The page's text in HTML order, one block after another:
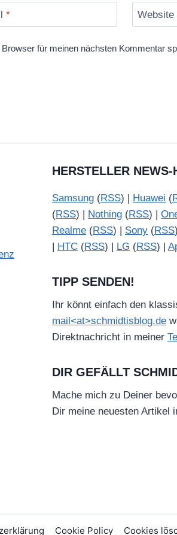
* Website
für meinen nächsten Kommentar
HERSTELLER NEWS-
Samsung (RSS) | Huawei (
(RSS) | Nothing (RSS) |
Realme (RSS) | Sony (RSS
| HTC (RSS) | LG (RSS) |
TIPP SENDEN!
Ihr könnt einfach den
mail<at>schmidtisblog.de
Direktnachricht in meiner
DIR GEFÄLLT
Mache mich zu Deiner
Dir meine neuesten Artikel
Cookie Policy Cookies